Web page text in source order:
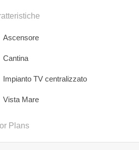
Ascensore
Cantina
Impianto TV centralizzato
Vista Mare
Plans